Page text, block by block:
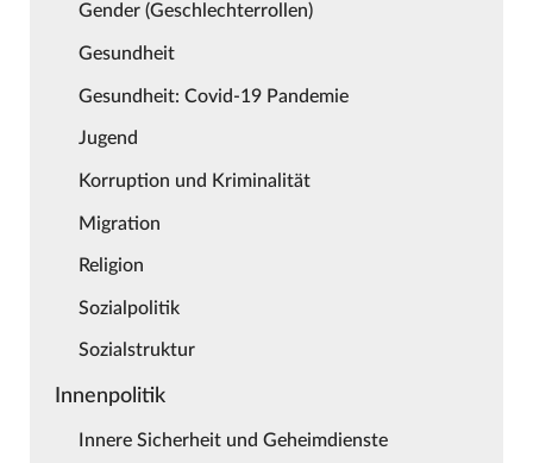
Gender (Geschlechterrollen)
Gesundheit
Gesundheit: Covid-19 Pandemie
Jugend
Korruption und Kriminalität
Migration
Religion
Sozialpolitik
Sozialstruktur
Innenpolitik
Innere Sicherheit und Geheimdienste